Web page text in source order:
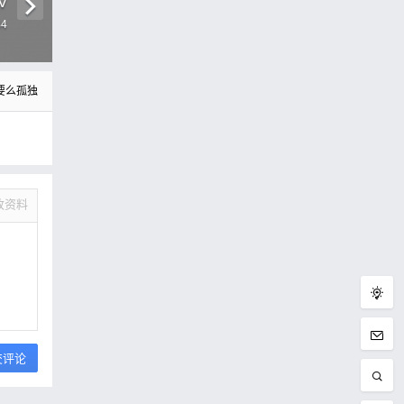
么孤独
资料
评论